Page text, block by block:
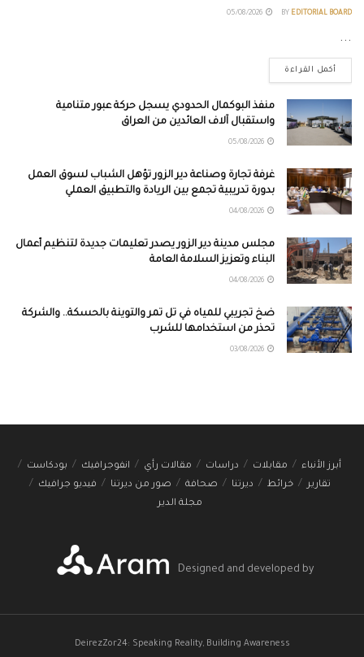
BY EDITORIAL BOARD
...
أكمل القراءة
منفذ البوكمال الحدودي يسجل حركة عبور متنامية
واستقبال آلاف العائدين من العراق
غرفة تجارة وصناعة دير الزور تؤهل الشباب لسوق العمل
بدورة تدريبية تجمع بين الريادة والتطبيق العملي
مجلس مدينة دير الزور يصدر تعليمات جديدة لتنظيم أعمال
البناء وتعزيز السلامة العامة
ضخ تجريبي للمياه في تل تمر والتوينة بالحسكة.. والشركة
تحذر من استخدامها للشرب
أبرز الأنباء مقابلات دراسات مقالات رأي انفوجرافيك
بودكاست
تقارير
خرائط ديرتنا صحافة صور من ديرتنا
فيديو جرافيك
مجلة الدير
Designed and developed by
DeirezZor24: Speaking Reality, Building Awareness